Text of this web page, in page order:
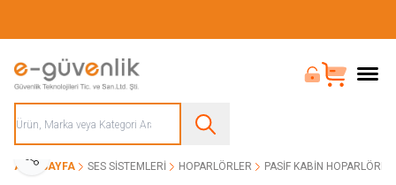
Bayi Girişi
Sepet
ANA SAYFA SES SISTEMLERI HOPARLÖRLER PASIF KABIN
Paylaş